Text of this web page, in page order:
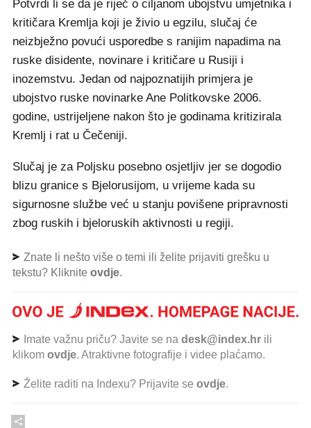
Potvrdi li se da je riječ o ciljanom ubojstvu umjetnika i
kritičara Kremlja koji je živio u egzilu, slučaj će
neizbježno povući usporedbe s ranijim napadima na
ruske disidente, novinare i kritičare u Rusiji i
inozemstvu. Jedan od najpoznatijih primjera je
ubojstvo ruske novinarke Ane Politkovske 2006.
godine, ustrijeljene nakon što je godinama kritizirala
Kremlj i rat u Čečeniji.
Slučaj je za Poljsku posebno osjetljiv jer se dogodio
blizu granice s Bjelorusijom, u vrijeme kada su
sigurnosne službe već u stanju povišene pripravnosti
zbog ruskih i bjeloruskih aktivnosti u regiji.
Znate li nešto više o temi ili želite prijaviti grešku u
tekstu? Kliknite ovdje.
Imate važnu priču? Javite se na desk@index.hr ili
klikom ovdje. Atraktivne fotografije i videe plaćamo.
Želite raditi na Indexu? Prijavite se ovdje.